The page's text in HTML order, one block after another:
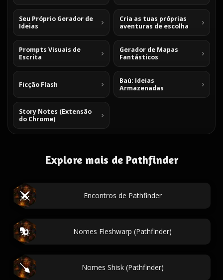
Seu Próprio Gerador de
Ideias
Cria as tuas próprias
aventuras de escolha
Prompts Visuais de
Escrita
Gerador de Mapas
Fantásticos
Ficção Flash
Baú: Ideias
Armazenadas
Story Notes (Extensão
do Chrome)
Explore mais de Pathfinder
Encontros de Pathfinder
Nomes Fleshwarp (Pathfinder)
Nomes Shisk (Pathfinder)